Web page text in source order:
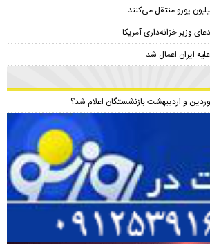
وزیر خزانه‌داری آمریکا
ایران اعمال شد
و اردیبهشت بازنشستگان اعلام شد؟